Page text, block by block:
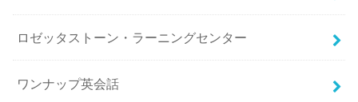
ロゼッタストーン・ラーニングセンター
ワンナップ英会話